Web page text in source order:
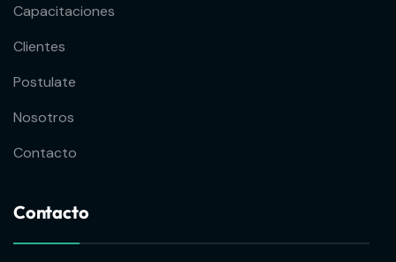
Capacitaciones
Clientes
Postulate
Nosotros
Contacto
Contacto